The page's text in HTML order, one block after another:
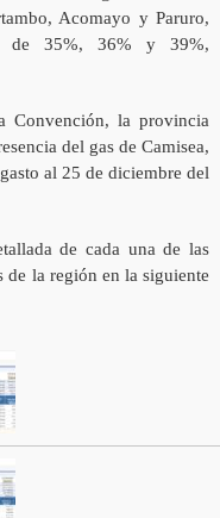
Acomayo y Paruro,
de 35%, 36% y 39%,
Convención, la provincia
del gas de Camisea,
al 25 de diciembre del
de cada una de las
la región en la siguiente